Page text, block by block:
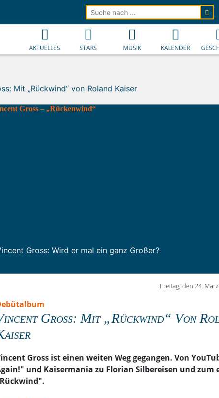
Mit „Rückwind“ von Roland Kaiser
Gross: Wird er mal ein ganz Großer?
Freitag, den 24.
Gross: Mit „Rückwind“ Von
Gross ist einen weiten Weg gegangen. Von
und Kaisermania zu Florian Silbereisen und zum
AKTUELLES STARS MUSIK KALENDER